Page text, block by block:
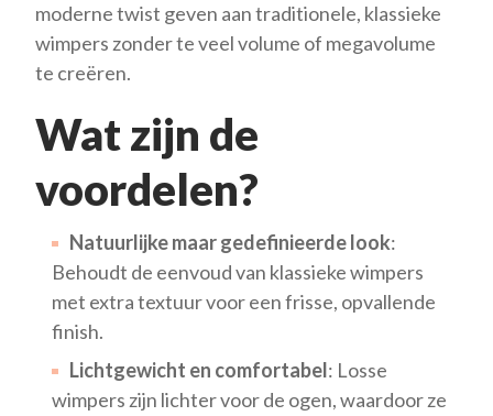
moderne twist geven aan traditionele, klassieke
wimpers zonder te veel volume of megavolume
te creëren.
Wat zijn de
voordelen?
Natuurlijke maar gedefinieerde look:
Behoudt de eenvoud van klassieke wimpers
met extra textuur voor een frisse, opvallende
finish.
Lichtgewicht en comfortabel: Losse
wimpers zijn lichter voor de ogen, waardoor ze